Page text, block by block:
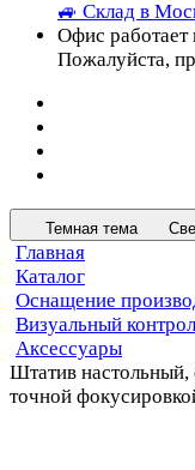
🚙 Склад в
Офис работает
Пожалуйста,
Темная тема
Главная
Каталог
Оснащение
Визуальный
Аксессуары
Штатив
точной